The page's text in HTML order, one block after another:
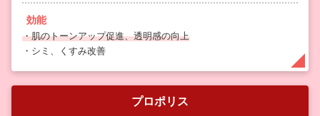
効能
・肌のトーンアップ促進、透明感の向上
・シミ、くすみ改善
プロポリス